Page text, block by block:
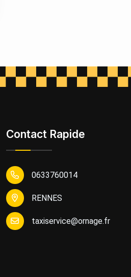
Contact Rapide
0633760014
RENNES
taxiservice@ornage.fr